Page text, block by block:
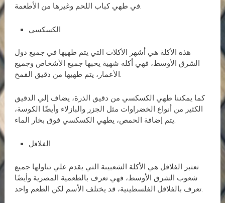
الكسكسي
هذه الأكلة هي أشهر الأكلات التي يتم طهيها في جميع دول
الشرق الأوسط، فهي أكله شهية يحبها جميع الأشخاص وجميع
الأعمار، يتم طهيها من دقيق القمح.
كما يمكننا طهي الكسكسي من دقيق الذرة، يضاف إلي الدقيق
الكثير من أنواع الخضراوات مثل الجزر والبازلاء وأيضًا الكوسة،
يتم إضافة الحمص، يطهي الكسكسي فوق بخار الماء.
الفلافل
تعتبر الفلافل هي الأكلة الشعبيىة التي يقدم علي تناولها جميع
شعوب الشرق الأوسط، فهي تعرف بالطعمية المصرية وأيضًا
تعرف بالفلافل الفلسطينية، قد يختلف الأسم لكن الطعم واحد.